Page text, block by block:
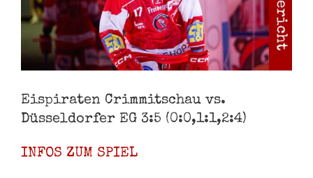
Eispiraten Crimmitschau vs.
Düsseldorfer EG 3:5 (0:0,1:1,2:4)
INFOS ZUM SPIEL